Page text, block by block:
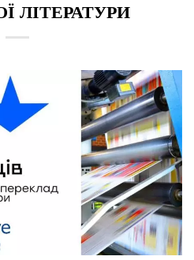
ЛІТЕРАТУРИ